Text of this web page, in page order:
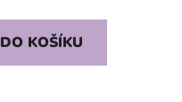
DO KOŠÍKU